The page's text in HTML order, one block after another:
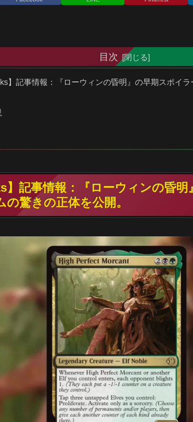
目次
】記事情報：『ローウィンの昏明』の早期スポイ
】記事情報：『ローウィンの昏明
驚きの正体を公開。